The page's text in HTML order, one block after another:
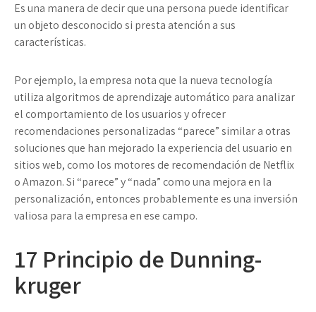
Es una manera de decir que una persona puede identificar
un objeto desconocido si presta atención a sus
características.
Por ejemplo, la empresa nota que la nueva tecnología
utiliza algoritmos de aprendizaje automático para analizar
el comportamiento de los usuarios y ofrecer
recomendaciones personalizadas “parece” similar a otras
soluciones que han mejorado la experiencia del usuario en
sitios web, como los motores de recomendación de Netflix
o Amazon. Si “parece” y “nada” como una mejora en la
personalización, entonces probablemente esuna inversión
valiosa para la empresa en ese campo.
17 Principio de Dunning-
kruger